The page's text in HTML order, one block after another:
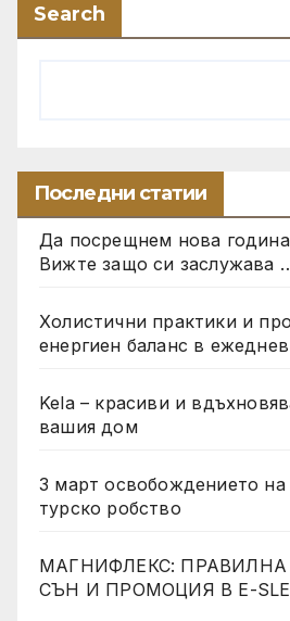
Search
Последни статии
Да посрещнем нова
Вижте защо си заслужава
Холистични практики и
енергиен баланс в
Kela – красиви и
вашия дом
3 март освобождението на
турско робство
МАГНИФЛЕКС:
СЪН И ПРОМОЦИЯ В Е-